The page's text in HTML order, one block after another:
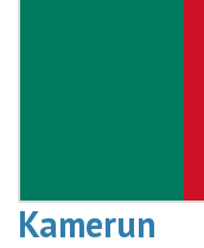
Kamerun